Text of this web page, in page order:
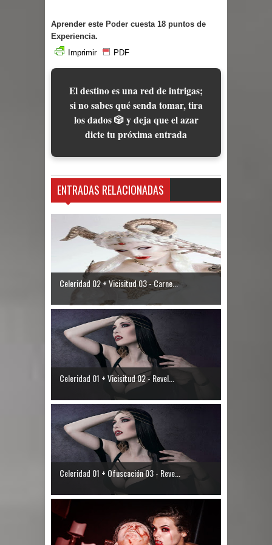
Aprender este Poder cuesta 18 puntos de
Experiencia.
Imprimir
PDF
El destino es una red de intrigas;
si no sabes qué senda tomar, tira
los dados 🎲 y deja que el azar
dicte tu próxima entrada
ENTRADAS RELACIONADAS
Celeridad 02 + Vicisitud 03 - Carne...
Celeridad 01 + Vicisitud 02 - Revel...
Celeridad 01 + Ofuscación 03 - Reve...